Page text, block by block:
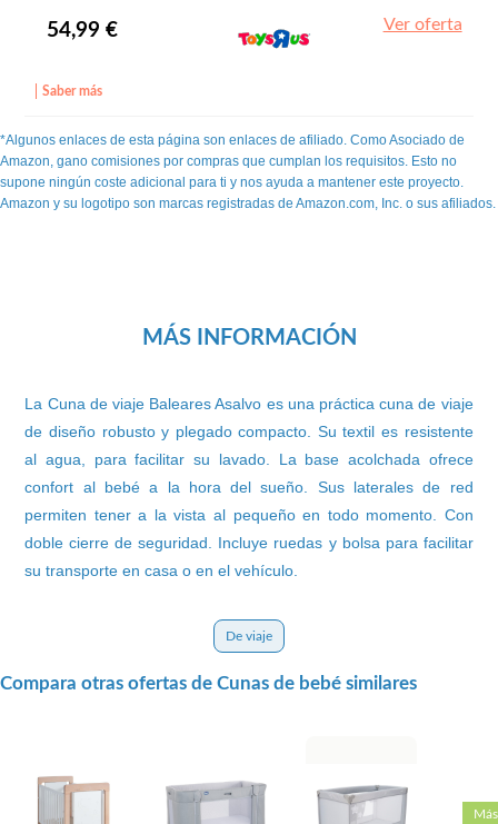
Saber más
54,99 € Ver oferta
*Algunos enlaces de esta página son enlaces de afiliado. Como Asociado de
Amazon, gano comisiones por compras que cumplan los requisitos. Esto no
supone ningún coste adicional para ti y nos ayuda a mantener este proyecto.
Amazon y su logotipo son marcas registradas de Amazon.com, Inc. o sus afiliados.
MÁS INFORMACIÓN
La Cuna de viaje Baleares Asalvo es una práctica cuna de viaje
de diseño robusto y plegado compacto. Su textil es resistente
al agua, para facilitar su lavado. La base acolchada ofrece
confort al bebé a la hora del sueño. Sus laterales de red
permiten tener a la vista al pequeño en todo momento. Con
doble cierre de seguridad. Incluye ruedas y bolsa para facilitar
su transporte en casa o en el vehículo.
De viaje
Compara otras ofertas de Cunas de bebé similares